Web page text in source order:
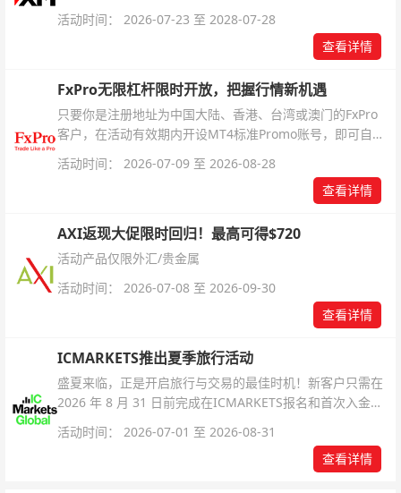
活动时间： 2026-07-23 至 2028-07-28
查看详情
FxPro无限杠杆限时开放，把握行情新机遇
只要你是注册地址为中国大陆、香港、台湾或澳门的FxPro
客户，在活动有效期内开设MT4标准Promo账号，即可自动
解锁无限倍杠杆福利，无需额外复杂操作。
活动时间： 2026-07-09 至 2026-08-28
查看详情
AXI返现大促限时回归！最高可得$720
活动产品仅限外汇/贵金属
活动时间： 2026-07-08 至 2026-09-30
查看详情
ICMARKETS推出夏季旅行活动
盛夏来临，正是开启旅行与交易的最佳时机！新客户只需在
2026 年 8 月 31 日前完成在ICMARKETS报名和首次入金即
可参与！
活动时间： 2026-07-01 至 2026-08-31
查看详情